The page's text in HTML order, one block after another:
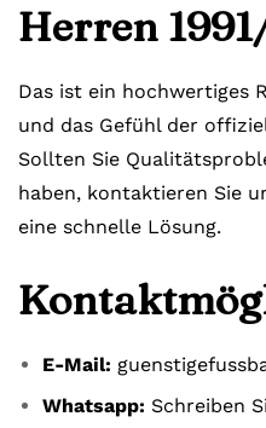
Herren
Das ist ein hochwertiges
und das Gefühl der
Sollten Sie
haben, kontaktieren Sie
eine schnelle Lösung.
E-Mail:
Whatsapp: Schreiben